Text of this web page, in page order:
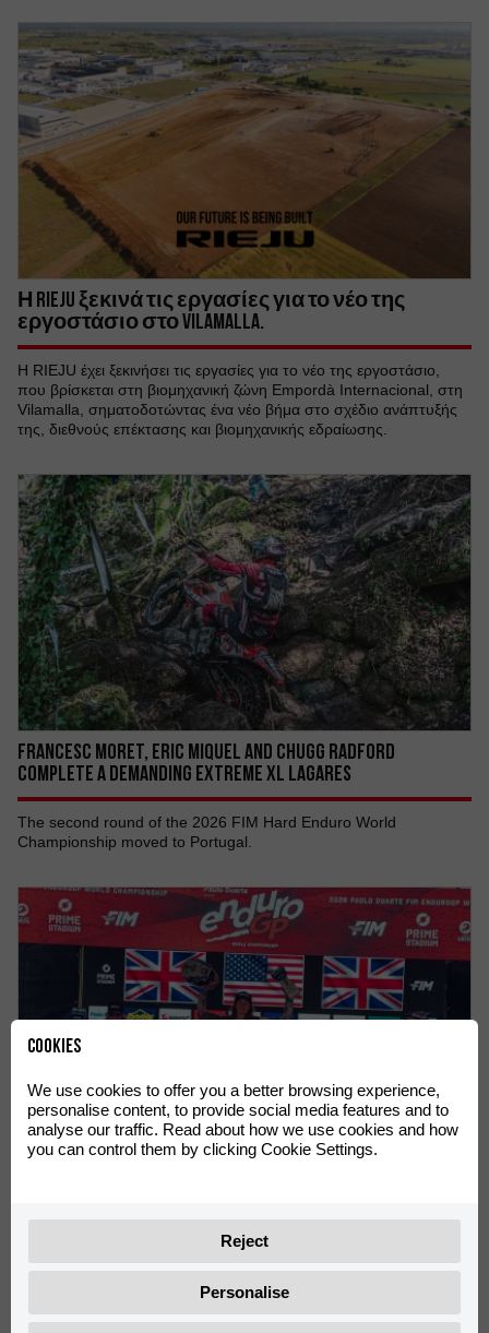
Η RIEJU ξεκινά τις εργασίες για το νέο της
εργοστάσιο στο Vilamalla.
Η RIEJU έχει ξεκινήσει τις εργασίες για το νέο της εργοστάσιο,
που βρίσκεται στη βιομηχανική ζώνη Empordà Internacional, στη
Vilamalla, σηματοδοτώντας ένα νέο βήμα στο σχέδιο ανάπτυξής
της, διεθνούς επέκτασης και βιομηχανικής εδραίωσης.
Francesc Moret, Eric Miquel AND Chugg Radford
COMPLETE A DEMANDING EXTREME XL LAGARES
The second round of the 2026 FIM Hard Enduro World
Championship moved to Portugal.
VICTORIES FOR Rachel Gutish AND Rosie Rowett AT THE
Rachel Gutish leads the Women’s EnduroGP World
Cookies
We use cookies to offer you a better browsing experience,
personalise content, to provide social media features and to
analyse our traffic. Read about how we use cookies and how
you can control them by clicking Cookie Settings.
Reject
Personalise